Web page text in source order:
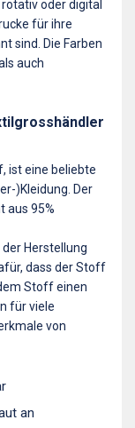
oder digital
für ihre
sind. Die Farben
auch
ist eine beliebte
)Kleidung. Der
aus 95%
der Herstellung
dass der Stoff
Stoff einen
für viele
von
an